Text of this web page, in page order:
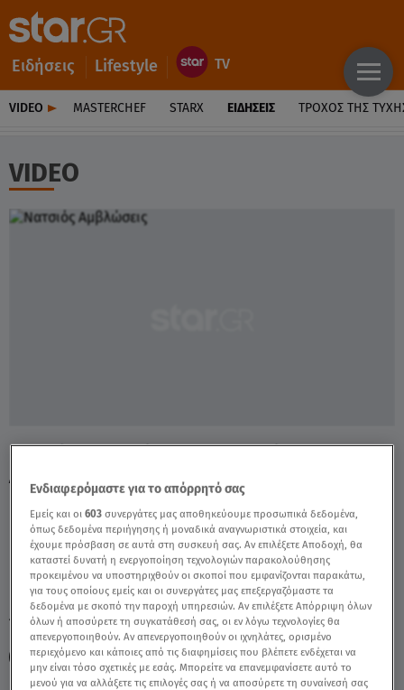
Ειδήσεις Lifestyle
VIDEO MASTERCHEF STARX ΕΙΔΉΣΕΙΣ ΤΡΟΧΌΣ ΤΗΣ
VIDEO
Αμβλώσεις - Video
TAGS: ΔΗΜΗΤΡΗΣ ΝΑΤΣΙΟΣ ΑΜΒΛΩΣΕΙΣ ΒΟΥΛΗ
ΝΙΚΗ
Ενδιαφερόμαστε για το απόρρητό σας
Εμείς και οι603 συνεργάτες μας αποθηκεύουμε προσωπικά δεδομένα,
όπως δεδομένα περιήγησης ή μοναδικά αναγνωριστικά στοιχεία, και
έχουμε πρόσβαση σε αυτά στη συσκευή σας. Αν επιλέξετε Αποδοχή, θα
καταστεί δυνατή η ενεργοποίηση τεχνολογιών παρακολούθησης
προκειμένου να υποστηριχθούν οι σκοποί που εμφανίζονται παρακάτω,
για τους οποίους εμείς και οι συνεργάτες μας επεξεργαζόμαστε τα
δεδομένα με σκοπό την παροχή υπηρεσιών. Αν επιλέξετε Απόρριψη όλων
όλων ή αποσύρετε τη συγκατάθεσή σας, οι εν λόγω τεχνολογίες θα
απενεργοποιηθούν. Αν απενεργοποιηθούν οι ιχνηλάτες, ορισμένο
περιεχόμενο και κάποιες από τις διαφημίσεις που βλέπετε ενδέχεται να
μην είναι τόσο σχετικές με εσάς. Μπορείτε να επανεμφανίσετε αυτό το
μενού για να αλλάξετε τις επιλογές σας ή να αποσύρετε τη συναίνεσή σας